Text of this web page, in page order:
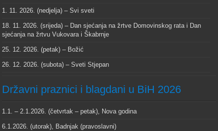
1. 11. 2026. (nedjelja) – Svi sveti
18. 11. 2026. (srijeda) – Dan sjećanja na žrtve Domovinskog rata i Dan
sjećanja na žrtvu Vukovara i Škabrnje
25. 12. 2026. (petak) – Božić
26. 12. 2026. (subota) – Sveti Stjepan
Državni praznici i blagdani u BiH 2026
1.1. – 2.1.2026. (četvrtak – petak), Nova godina
6.1.2026. (utorak), Badnjak (pravoslavni)